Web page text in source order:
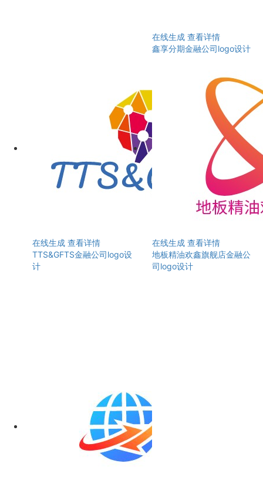
在线生成 查看详情
鑫享分期金融公司logo设计
在线生成 查看详情
TTS&GFTS金融公司logo设
计
在线生成 查看详情
地板精油欢鑫旗舰店金融公
司logo设计